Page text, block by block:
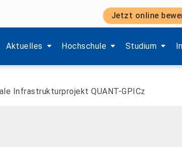
Jetzt online
Aktuelles
Zeige Menü-Unterpunkte von 'Aktuelles'.
Hochschule
Zeige Menü-Unterpunkte von
Studium
Zeige Menü-
Infrastrukturprojekt QUANT-GPICz